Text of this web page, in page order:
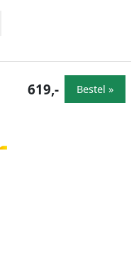
619,- Bestel »